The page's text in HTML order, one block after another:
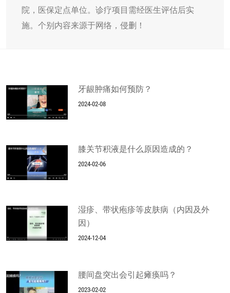
院，医保定点单位。诊疗项目需经医生评估后实
施。个别内容来源于网络，侵删！
牙龈肿痛如何预防？
2024-02-08
膝关节积液是什么原因造成的？
2024-02-06
湿疹、带状疱疹等皮肤病（内因及外
因）
2024-12-04
腰间盘突出会引起瘫痪吗？
2023-02-02